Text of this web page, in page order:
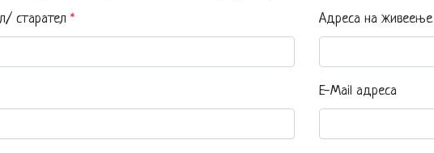
старател * Адреса на живеење
E-Mail адреса